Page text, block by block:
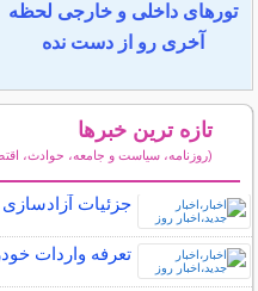
تورهای داخلی و خارجی لحظه
آخری رو از دست نده
تازه ترین خبرها
(روزنامه، سیاست و جامعه، حوادث،
جزئیات
تعرفه واردات